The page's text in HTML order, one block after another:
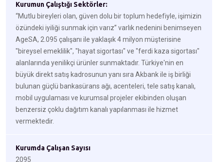
Kurumun Çalıştığı Sektörler:
“Mutlu bireyleri olan, güven dolu bir toplum hedefiyle, işimizin
özündeki iyiliği sunmak için varız” varlık nedenini benimseyen
AgeSA, 2.095 çalışanı ile yaklaşık 4 milyon müşterisine
"bireysel emeklilik", "hayat sigortası" ve "ferdi kaza sigortası"
alanlarında yenilikçi ürünler sunmaktadır. Türkiye'nin en
büyük direkt satış kadrosunun yanı sıra Akbank ile iş birliği
bulunan güçlü bankasürans ağı, acenteleri, tele satış kanalı,
mobil uygulaması ve kurumsal projeler ekibinden oluşan
benzersiz çoklu dağıtım kanalı yapılanması ile hizmet
vermektedir.
Kurumda Çalışan Sayısı
2095